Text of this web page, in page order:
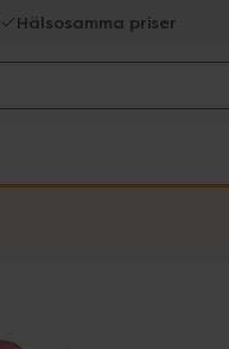
Hälsosamma priser